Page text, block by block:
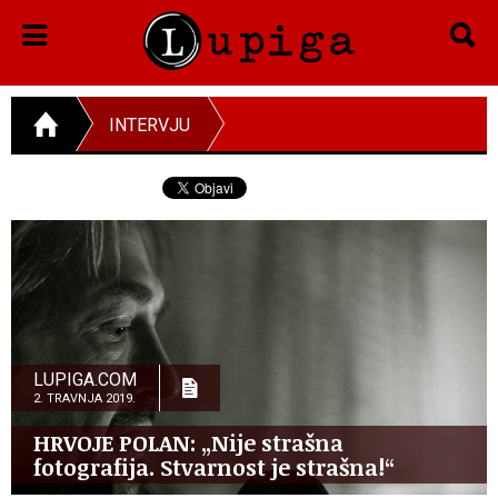
INTERVJU
LUPIGA.COM
2. TRAVNJA 2019.
HRVOJE POLAN: „Nije strašna
fotografija. Stvarnost je strašna!“